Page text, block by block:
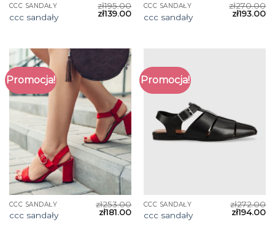
CCC SANDAŁY
ccc sandały
zł195.00
zł139.00
CCC SANDAŁY
ccc sandały
zł270.00
zł193.00
Promocja!
CCC SANDAŁY
ccc sandały
zł253.00
zł181.00
Promocja!
CCC SANDAŁY
ccc sandały
zł272.00
zł194.00